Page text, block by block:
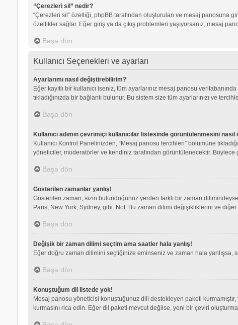
“Çerezleri sil” nedir?
“Çerezleri sil” özelliği, phpBB tarafından oluşturulan ve mesaj panosuna
özellikler sağlar. Eğer giriş ya da çıkış problemleri yaşıyorsanız, mesaj
Başa dön
Kullanıcı Seçenekleri ve ayarları
Ayarlarımı nasıl değiştirebilirim?
Eğer kayıtlı bir kullanıcı iseniz, tüm ayarlarınız mesaj panosu
tıkladığınızda bir bağlantı bulunur. Bu sistem size tüm ayarlarınızı ve
Başa dön
Kullanıcı adımın çevrimiçi kullanıcılar listesinde görüntülenmesini
Kullanıcı Kontrol Panelinizden, “Mesaj panosu tercihleri” bölümüne
yöneticiler, moderatörler ve kendiniz tarafından görüntülenecektir. Böylece
Başa dön
Gösterilen zamanlar yanlış!
Gösterilen zaman, sizin bulunduğunuz yerden farklı bir zaman
Paris, New York, Sydney, gibi. Not: Bu zaman dilimi değişikliklerini ve diğer
Başa dön
Değişik bir zaman dilimi seçtim ama saatler hala yanlış!
Eğer doğru zaman dilimini seçtiğinize eminseniz ve zaman hala yanlışsa,
Başa dön
Konuştuğum dil listede yok!
Mesaj panosu yöneticisi konuştuğunuz dili destekleyen paketi
kurmasını rica edin. Eğer dil paketi mevcut değilse, yeni bir çeviri